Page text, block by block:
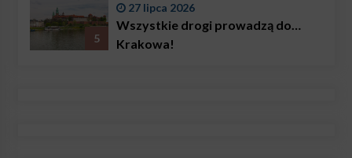
5
27 lipca 2026
Wszystkie drogi prowadzą do…
Krakowa!